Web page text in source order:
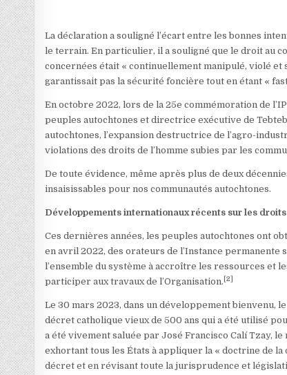
La déclaration a souligné l’écart entre les bonnes
le terrain. En particulier, il a souligné que le droit au
concernées était « continuellement manipulé, violé et
garantissait pas la sécurité foncière tout en étant «
En octobre 2022, lors de la 25e commémoration de
peuples autochtones et directrice exécutive de
autochtones, l’expansion destructrice de l’agro-
violations des droits de l’homme subies par les
De toute évidence, même après plus de deux
insaisissables pour nos communautés autochtones.
Développements internationaux récents sur les
Ces dernières années, les peuples autochtones ont
en avril 2022, des orateurs de l’Instance
l’ensemble du système à accroître les ressources et
participer aux travaux de l’Organisation.[2]
Le 30 mars 2023, dans un développement bienvenu,
décret catholique vieux de 500 ans qui a été utilisé
a été vivement saluée par José Francisco Calí Tzay,
exhortant tous les États à appliquer la « doctrine de
décret et en révisant toute la jurisprudence et